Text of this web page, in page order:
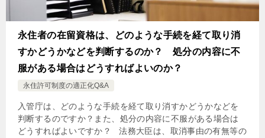
永住者の在留資格は、どのような手続を経て取り消
すかどうかなどを判断するのか？ 処分の内容に不
服がある場合はどうすればよいのか？
永住許可制度の適正化Q&A
入管庁は、どのような手続を経て取り消すかどうかなどを
判断するのですか？また、処分の内容に不服がある場合は
どうすればよいですか？ 法務大臣は、取消事由の有無等の